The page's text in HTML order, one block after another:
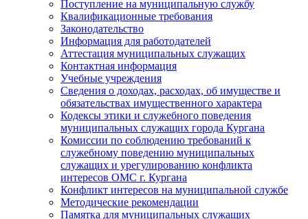
Поступление на муниципальную службу
Квалификационные требования
Законодательство
Информация для работодателей
Аттестация муниципальных служащих
Контактная информация
Учебные учреждения
Сведения о доходах, расходах, об имуществе и
обязательствах имущественного характера
Кодексы этики и служебного поведения
муниципальных служащих города Кургана
Комиссии по соблюдению требований к
служебному поведению муниципальных
служащих и урегулированию конфликта
интересов ОМС г. Кургана
Конфликт интересов на муниципальной службе
Методические рекомендации
Памятка для муниципальных служащих